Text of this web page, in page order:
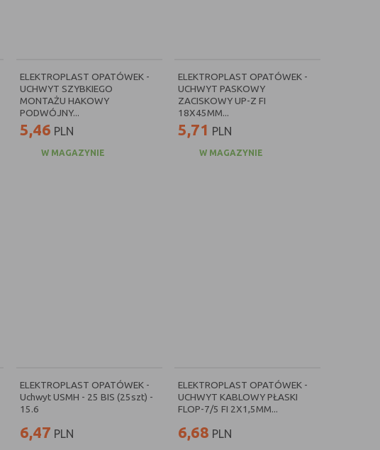
ELEKTROPLAST OPATÓWEK -
UCHWYT SZYBKIEGO
MONTAŻU HAKOWY
PODWÓJNY...
5,46 PLN
W MAGAZYNIE
ELEKTROPLAST OPATÓWEK -
UCHWYT PASKOWY
ZACISKOWY UP-Z FI
18X45MM...
5,71 PLN
W MAGAZYNIE
ELEKTROPLAST OPATÓWEK -
Uchwyt USMH - 25 BIS (25szt) -
15.6
6,47 PLN
ELEKTROPLAST OPATÓWEK -
UCHWYT KABLOWY PŁASKI
FLOP-7/5 FI 2X1,5MM...
6,68 PLN